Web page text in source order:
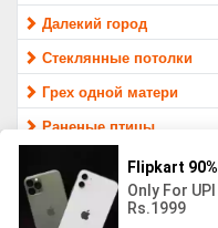
Далекий город
Стеклянные потолки
Грех одной матери
Раненые птицы
МАТЕРИАЛ